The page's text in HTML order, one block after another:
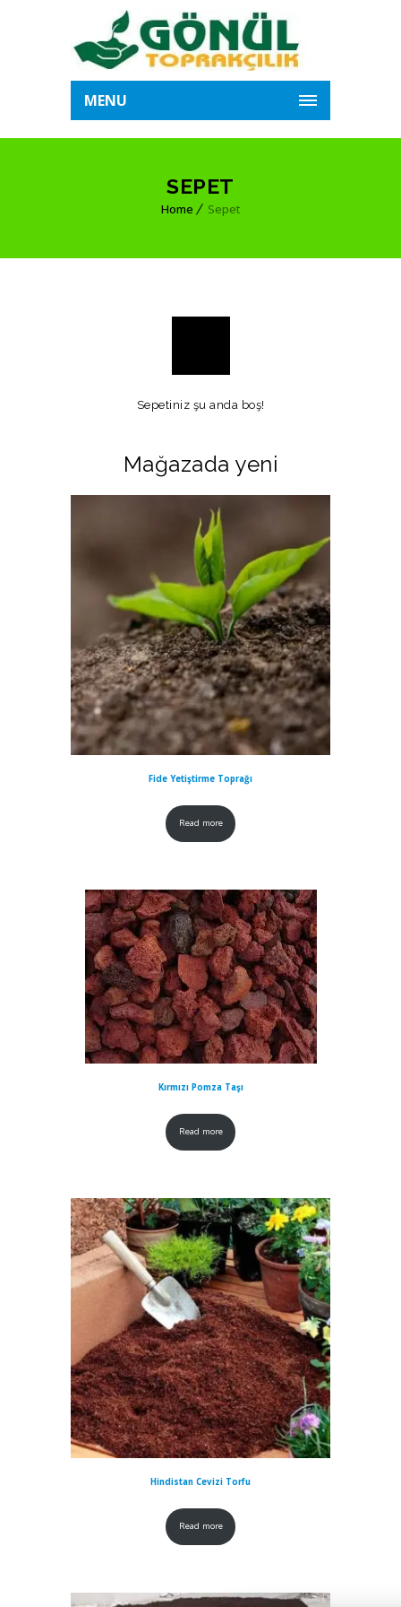
MENU
SEPET
Home Sepet
Sepetiniz şu anda boş!
Mağazada yeni
Fide Yetiştirme Toprağı
Read more
Kırmızı Pomza Taşı
Read more
Hindistan Cevizi Torfu
Read more